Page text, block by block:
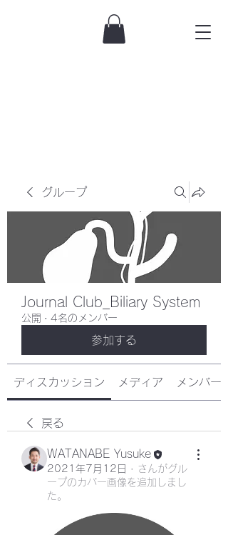
グループ
Journal Club_Biliary System
公開 · 4名のメンバー
参加する
ディスカッション メディア メンバー
戻る
WATANABE Yusuke
2021年7月12日 ·
さんがグル
ープのカバー画像を追加しまし
た。